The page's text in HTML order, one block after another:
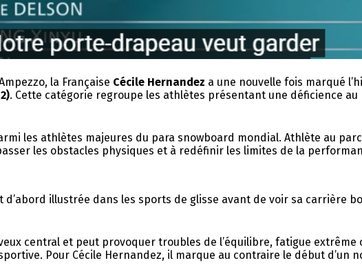
la Française Cécile Hernandez a une nouvelle fois marqué
. Cette catégorie regroupe les athlètes présentant une déficience
les athlètes majeures du para snowboard mondial. Athlète au
les obstacles physiques et à redéfinir les limites de la
d’abord illustrée dans les sports de glisse avant de voir sa carrière
central et peut provoquer troubles de l’équilibre, fatigue
Pour Cécile Hernandez, il marque au contraire le début d’un